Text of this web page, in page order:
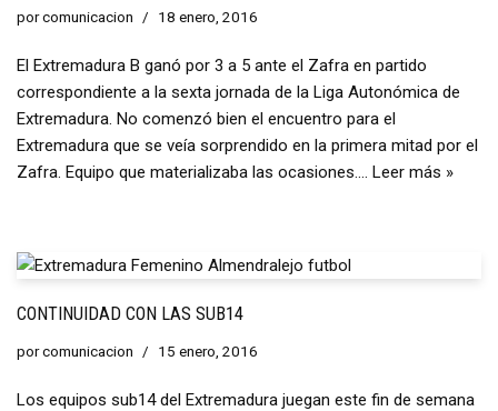
porcomunicacion 18 enero, 2016
El Extremadura B ganó por 3 a 5 ante el Zafra en partido
correspondiente a la sexta jornada de la Liga Autonómica de
Extremadura. No comenzó bien el encuentro para el
Extremadura que se veía sorprendido en la primera mitad por el
Zafra. Equipo que materializaba las ocasiones.… Leer más »
CONTINUIDAD CON LAS SUB14
porcomunicacion 15 enero, 2016
Los equipos sub14 del Extremadura juegan este fin de semana